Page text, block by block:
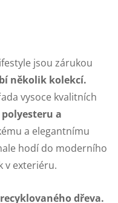
jsou zárukou
několik kolekcí.
vysoce kvalitních
a
a elegantnímu
hodí do moderního
v exteriéru.
dřeva.